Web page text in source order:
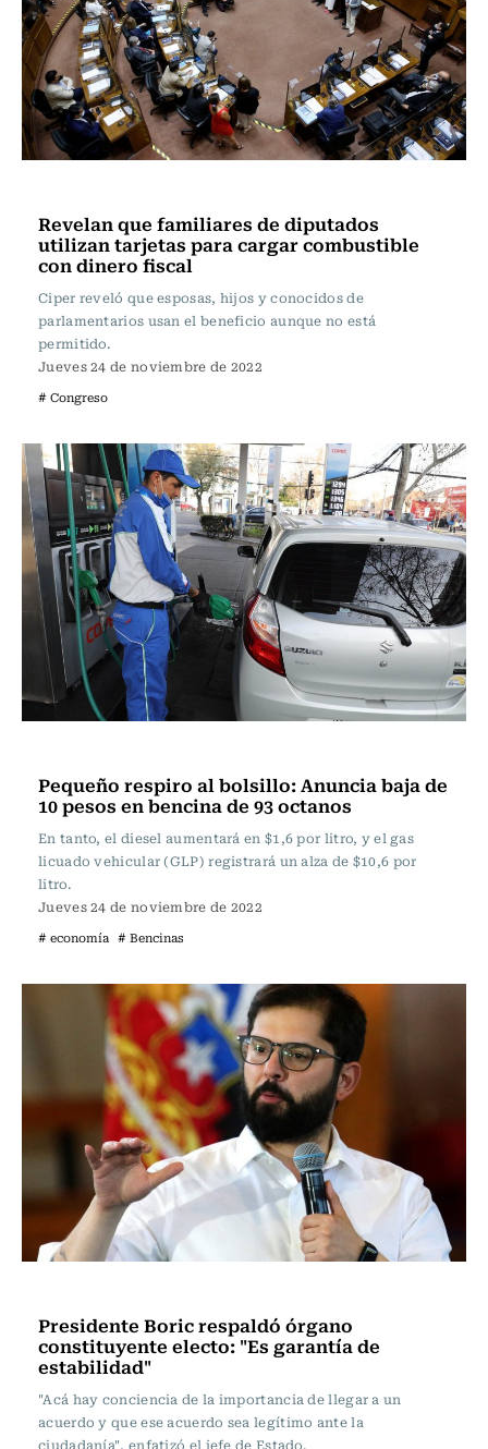
Revelan que familiares de diputados
utilizan tarjetas para cargar combustible
con dinero fiscal
Ciper reveló que esposas, hijos y conocidos de
parlamentarios usan el beneficio aunque no está
permitido.
Jueves 24 de noviembre de 2022
# Congreso
Pequeño respiro al bolsillo: Anuncia baja de
10 pesos en bencina de 93 octanos
En tanto, el diesel aumentará en $1,6 por litro, y el gas
licuado vehicular (GLP) registrará un alza de $10,6 por
litro.
Jueves 24 de noviembre de 2022
# economía # Bencinas
Presidente Boric respaldó órgano
constituyente electo: "Es garantía de
estabilidad"
"Acá hay conciencia de la importancia de llegar a un
acuerdo y que ese acuerdo sea legítimo ante la
ciudadanía", enfatizó el jefe de Estado.